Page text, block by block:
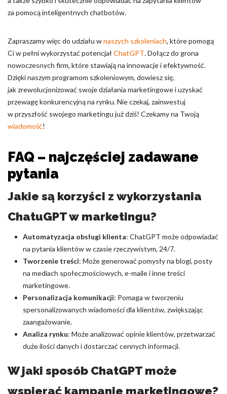
za pomocą inteligentnych chatbotów.
Zapraszamy więc do udziału wnaszych szkoleniach, które pomogą
Ci w pełni wykorzystać potencjał ChatGPT. Dołącz do grona
nowoczesnych firm, które stawiają na innowacje i efektywność.
Dzięki naszym programom szkoleniowym, dowiesz się,
jak zrewolucjonizować swoje działania marketingowe i uzyskać
przewagę konkurencyjną na rynku. Nie czekaj, zainwestuj
w przyszłość swojego marketingu już dziś! Czekamy na Twoją
wiadomość!
FAQ – najczęściej zadawane
pytania
Jakie są korzyści z wykorzystania
ChatuGPT w marketingu?
Automatyzacja obsługi klienta: ChatGPT może odpowiadać
na pytania klientów w czasie rzeczywistym, 24/7.
Tworzenie treści: Może generować pomysły na blogi, posty
na mediach społecznościowych, e-maile i inne treści
marketingowe.
Personalizacja komunikacji: Pomaga w tworzeniu
spersonalizowanych wiadomości dla klientów, zwiększając
zaangażowanie.
Analiza rynku: Może analizować opinie klientów, przetwarzać
duże ilości danych i dostarczać cennych informacji.
W jaki sposób ChatGPT może
wspierać kampanie marketingowe?